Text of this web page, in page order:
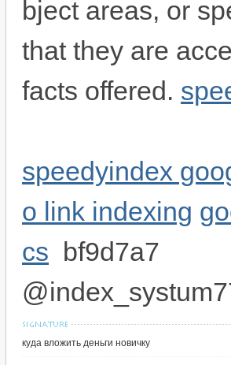
bject areas, or
that they are
facts offered.
speedyindex
o link indexing
cs bf9d7a7
куда вложить деньги новичку